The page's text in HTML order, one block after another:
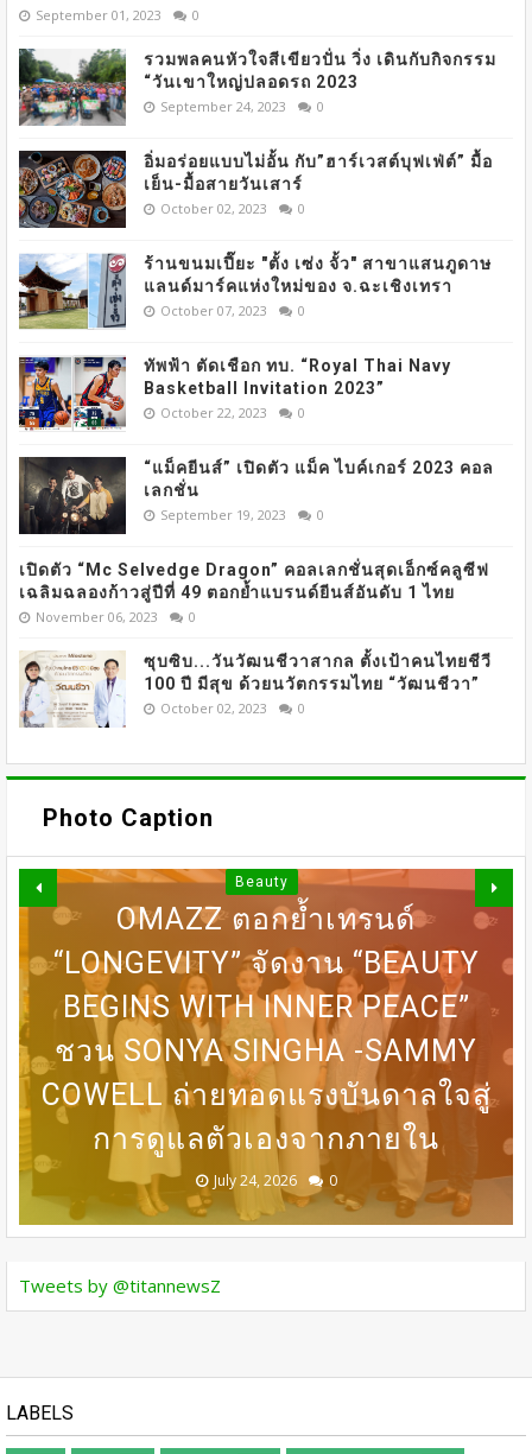
September 01, 2023 0
รวมพลคนหัวใจสีเขียวปั่น วิ่ง เดินกับกิจกรรม
“วันเขาใหญ่ปลอดรถ 2023
September 24, 2023 0
อิ่มอร่อยแบบไม่อั้น กับ”ฮาร์เวสต์บุฟเฟ่ต์” มื้อ
เย็น-มื้อสายวันเสาร์
October 02, 2023 0
ร้านขนมเปี๊ยะ "ตั้ง เซ่ง จั้ว" สาขาแสนภูดาษ
แลนด์มาร์คแห่งใหม่ของ จ.ฉะเชิงเทรา
October 07, 2023 0
ทัพฟ้า ตัดเชือก ทบ. “Royal Thai Navy
Basketball Invitation 2023”
October 22, 2023 0
“แม็คยีนส์” เปิดตัว แม็ค ไบค์เกอร์ 2023 คอล
เลกชั่น
September 19, 2023 0
เปิดตัว “Mc Selvedge Dragon” คอลเลกชั่นสุดเอ็กซ์คลูซีฟ
เฉลิมฉลองก้าวสู่ปีที่ 49 ตอกย้ำแบรนด์ยีนส์อันดับ 1 ไทย
November 06, 2023 0
ซุบซิบ...วันวัฒนชีวาสากล ตั้งเป้าคนไทยชีวี
100 ปี มีสุข ด้วยนวัตกรรมไทย “วัฒนชีวา”
October 02, 2023 0
Photo Caption
BEDO เดินหน้าจัดกิจกรรมเจรจา
ธุรกิจ “BIO TRADE CONNECT
2026”
August 05, 2026
31 ก.ค เที่ยงตรง กดบัตรให้ทันนะ
เพื่อน โปรฯเสือคำราม 990บาท
ราคาเต็ม 1,800บาท
July 30, 2026 0
DERMASTER X MENTOR เปิดเวที
MASTERCLASS นานาชาติ​ แลก
เปลี่ยนองค์ความรู้ด้านศัลยกรรม
ความงาม
July 24, 2026 0
Beauty
OMAZZ ตอกย้ำเทรนด์
“LONGEVITY” จัดงาน “BEAUTY
BEGINS WITH INNER PEACE”
ชวน SONYA SINGHA -​SAMMY
COWELL ถ่ายทอดแรงบันดาลใจสู่
การดูแลตัวเองจากภายใน
July 24, 2026 0
DERMASTER เปิดเวทีแลกเปลี่ยน
ความเชี่ยวชาญด้านศัลยกรรม
ระดับนานาชาติ
July 24, 2026 0
Tweets by @titannewsZ
LABELS